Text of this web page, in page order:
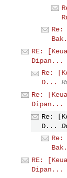
Re:
RE:
Dipan...
Re:
D...
Re:
Dipan...
Re:
D...
Re:
RE:
Dipan...